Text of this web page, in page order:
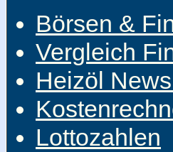
Börsen &
Vergleich
Heizöl
Lottozahlen